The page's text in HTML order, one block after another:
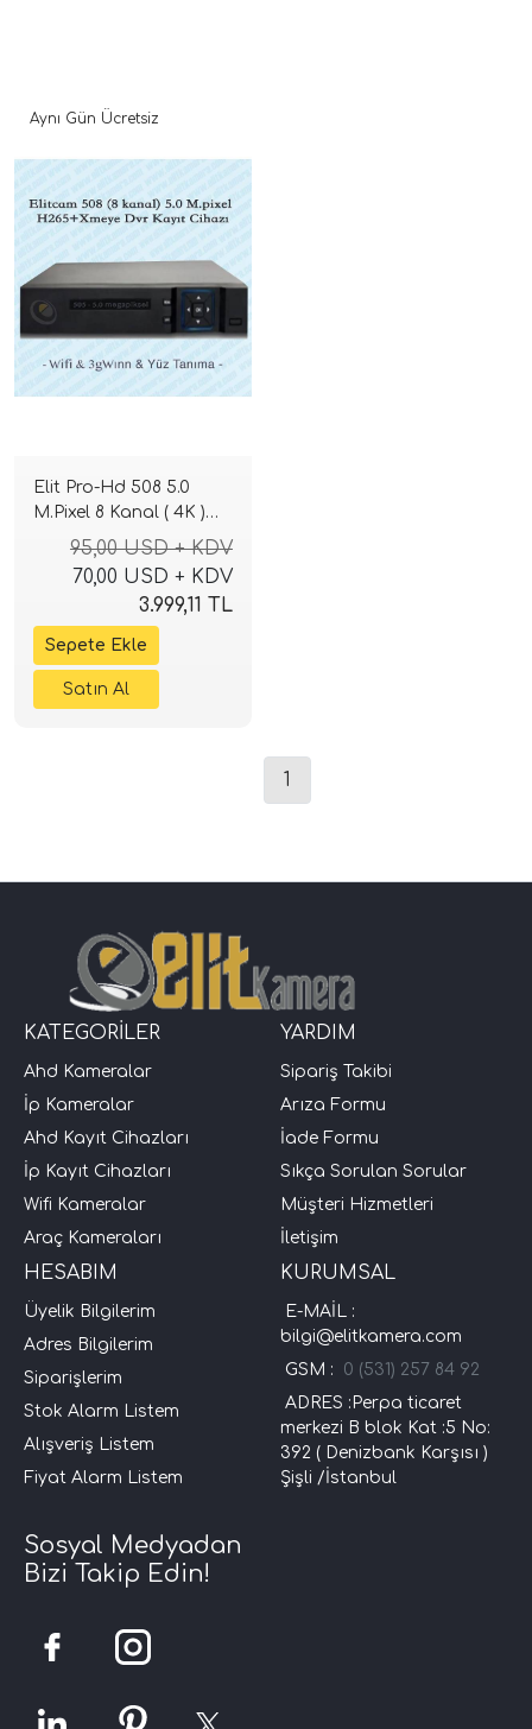
Elit Pro-Hd 508 5.0
M.Pixel 8 Kanal ( 4K )
Ahd Kayıt Cihazı
95,00 USD + KDV
70,00 USD + KDV
3.999,11 TL
Aynı Gün Ücretsiz
1
KATEGORİLER
Ahd Kameralar
İp Kameralar
Ahd Kayıt Cihazları
İp Kayıt Cihazları
Wifi Kameralar
Araç Kameraları
YARDIM
Sipariş Takibi
Arıza Formu
İade Formu
Sıkça Sorulan Sorular
Müşteri Hizmetleri
İletişim
HESABIM
Üyelik Bilgilerim
Adres Bilgilerim
Siparişlerim
Stok Alarm Listem
Alışveriş Listem
Fiyat Alarm Listem
KURUMSAL
E-MAİL :
bilgi@elitkamera.com
GSM : 0 (531) 257 84 92
ADRES :Perpa ticaret
merkezi B blok Kat :5 No:
392 ( Denizbank Karşısı )
Şişli /İstanbul
Sosyal Medyadan
Bizi Takip Edin!